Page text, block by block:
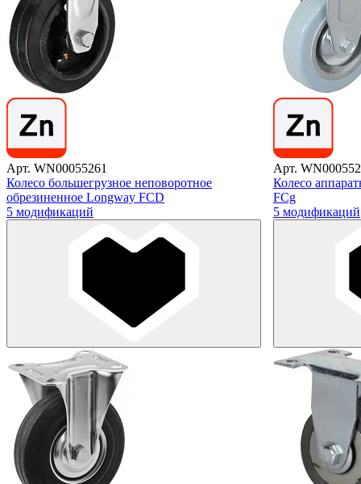
Арт. WN00055261
Колесо большегрузное неповоротное
обрезиненное Longway FCD
5 модификаций
Арт.
Колесо
FCg
5 модификаций